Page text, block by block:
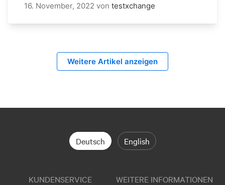
16. November, 2022 von testxchange
Weitere Artikel anzeigen
Deutsch English
KUNDENSERVICE WEITERE INFORMATIONEN